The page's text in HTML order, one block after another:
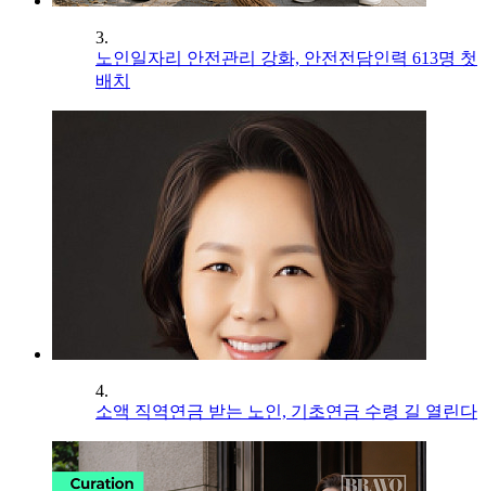
3.
노인일자리 안전관리 강화, 안전전담인력 613명 첫
배치
4.
소액 직역연금 받는 노인, 기초연금 수령 길 열린다